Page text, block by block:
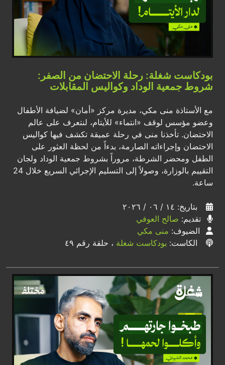
بودكاست شغلة: رحلة الاحتضان من الصفر:
شروط جمعية الوداد وكواليس المقابلات
مع الأستاذة منى مكي، مديرة مركز «أمان» لضيافة الأطفال
وعضو مؤسس لوقف «انتماء» للأيتام، لنتعرف على عالم
الاحتضان. تأخذنا منى في رحلة عميقة تكشف فيها كواليس
الاحتضان وإجراءاته الصارمة، بدءاً من لحظة العثور على
الطفل ومحضر الشرطة، مروراً بشروط جمعية الوداد ولجان
التقييم بالوزارة، وصولاً إلى التسليم الإجرائي السريع خلال 24
ساعة.
بتاريخ: ١٤ / ٠٦ / ٢٠٢٦
تقديم: صالح العوفي
الضيوف: منى مكي
الكاست: بودكاست شغلة ، حلقة رقم ٤٩